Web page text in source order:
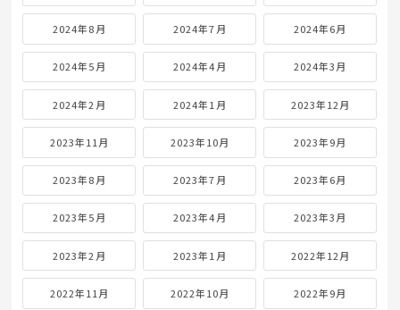
2024年8月 2024年7月 2024年6月
2024年5月 2024年4月 2024年3月
2024年2月 2024年1月 2023年12月
2023年11月 2023年10月 2023年9月
2023年8月 2023年7月 2023年6月
2023年5月 2023年4月 2023年3月
2023年2月 2023年1月 2022年12月
2022年11月 2022年10月 2022年9月